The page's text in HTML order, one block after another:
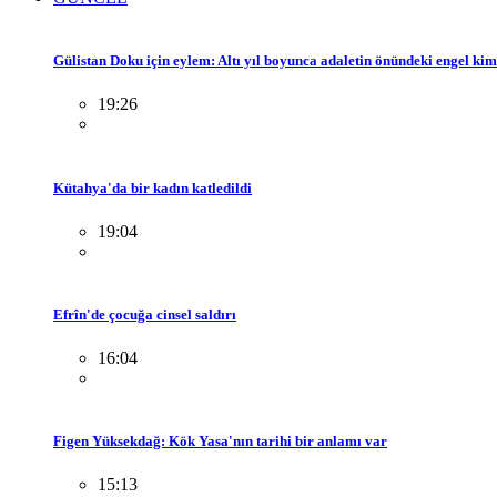
Gülistan Doku için eylem: Altı yıl boyunca adaletin önündeki engel
19:26
Kütahya'da bir kadın katledildi
19:04
Efrîn'de çocuğa cinsel saldırı
16:04
Figen Yüksekdağ: Kök Yasa'nın tarihi bir anlamı var
15:13